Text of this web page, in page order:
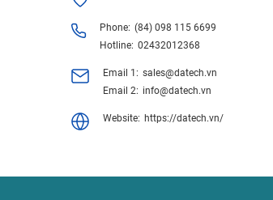
Phone: (84) 098 115 6699
Hotline: 02432012368
Email 1: sales@datech.vn
Email 2: info@datech.vn
Website: https://datech.vn/